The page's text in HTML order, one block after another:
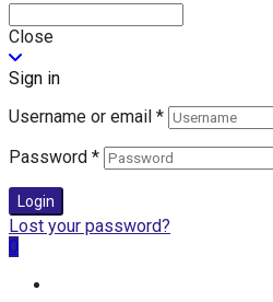
Close
Sign in
Username or email *
Password *
Login
Lost your password?
0